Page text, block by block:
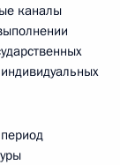
каналы